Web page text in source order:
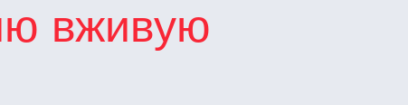
вживую